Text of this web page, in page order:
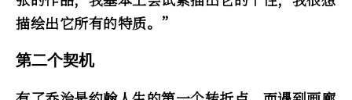
描绘出它所有的特质。”
第二个契机